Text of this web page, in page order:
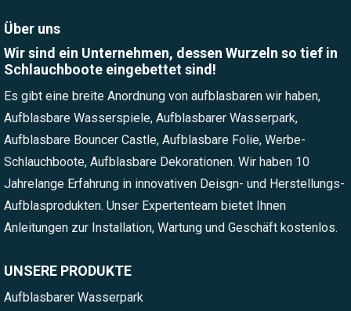
Über uns
Wir sind ein Unternehmen, dessen Wurzeln so tief in
Schlauchboote eingebettet sind!
Es gibt eine breite Anordnung von aufblasbaren wir haben,
Aufblasbare Wasserspiele, Aufblasbarer Wasserpark,
Aufblasbare Bouncer Castle, Aufblasbare Folie, Werbe-
Schlauchboote, Aufblasbare Dekorationen. Wir haben 10
Jahrelange Erfahrung in innovativen Deisgn- und Herstellungs-
Aufblasprodukten. Unser Expertenteam bietet Ihnen
Anleitungen zur Installation, Wartung und Geschäft kostenlos.
UNSERE PRODUKTE
Aufblasbarer Wasserpark